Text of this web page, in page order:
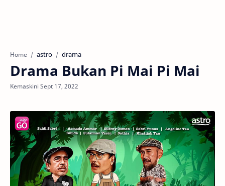
Home astro drama
Drama Bukan Pi Mai Pi Mai